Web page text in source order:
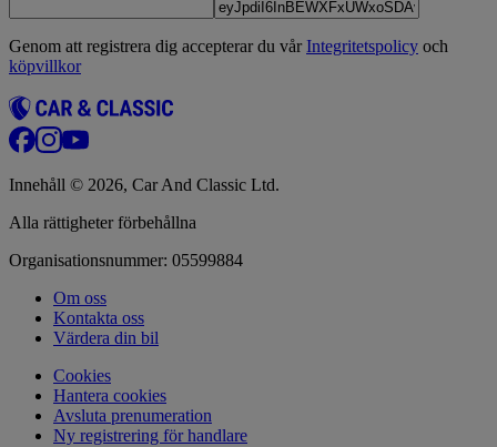
Genom att registrera dig accepterar du vårIntegritetspolicy och
köpvillkor
Innehåll © 2026, Car And Classic Ltd.
Alla rättigheter förbehållna
Organisationsnummer: 05599884
Om oss
Kontakta oss
Värdera din bil
Cookies
Hantera cookies
Avsluta prenumeration
Ny registrering för handlare